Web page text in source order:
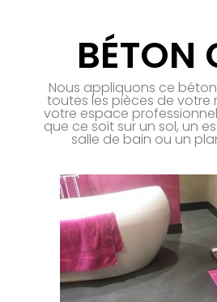
BÉTON
Nous appliquons ce
toutes les pièces de votre
votre espace
que ce soit sur un sol, un
salle de bain ou un